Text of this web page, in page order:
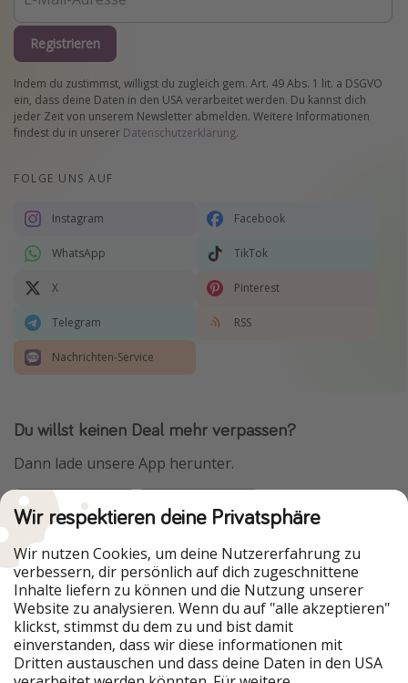
Registrieren
Indem du zustimmst, willigst du zugleich gem. Art. 49 Abs. 1 lit. a DSGVO
ein, dass deine Daten in den USA verarbeitet werden. Du kannst dich
jeder Zeit von unserem Newsletter abmelden. Weitere Informationen
findest du in unserer Datenschutzerklärung.
FOLGE UNS AUF
Instagram Facebook
WhatsApp TikTok
X Pinterest
Telegram RSS
Nachrichten-Service
Du willst keinen Deal mehr verpassen?
Dann lade unsere App herunter.
Urlaubspiraten ist Teil der HolidayPirates Group
Unsere Märkte
PiratinViaggio
HolidayPirates
VakantiePiraten
WakacyjniPiraci
VoyagesPirates
Ferienpiraten
Urlaubspiraten
ViajerosPiratas
Wir respektieren deine Privatsphäre
Wir nutzen Cookies, um deine Nutzererfahrung zu
verbessern, dir persönlich auf dich zugeschnittene
Inhalte liefern zu können und die Nutzung unserer
Website zu analysieren. Wenn du auf "alle akzeptieren"
klickst, stimmst du dem zu und bist damit
einverstanden, dass wir diese informationen mit
Dritten austauschen und dass deine Daten in den USA